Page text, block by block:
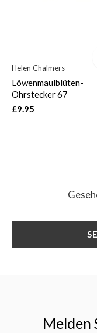
Helen Chalmers
Löwenmaulblüten-
Ohrstecker 67
£9.95
Melden